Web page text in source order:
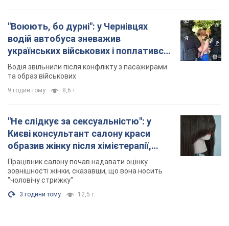
"Воюють, бо дурні": у Чернівцях
водій автобуса зневажив
українських військових і поплатився.
Відео
Водія звільнили після конфлікту з пасажирами
та образ військових
9 годин тому 8,6 т.
"Не слідкує за сексуальністю": у
Києві консультант салону краси
образив жінку після хімієтерапії,
розгорівся скандал. Фото
Працівник салону почав надавати оцінку
зовнішності жінки, сказавши, що вона носить
"чоловічу стрижку"
3 години тому 12,5 т.